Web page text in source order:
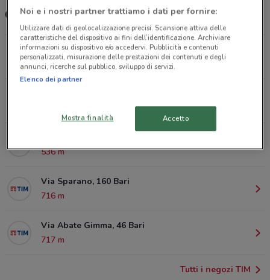
Centro TIM a Bari
Via Nicola De Giosa, 64 Bari
358 m
536 m
Via Sparano, 160 Bari
716 m
Via Abate Gimma, 46 Bari
717 m
Tutti i negozi TIM
Noi e i nostri partner trattiamo i dati per fornire:
Utilizzare dati di geolocalizzazione precisi. Scansione attiva delle
caratteristiche del dispositivo ai fini dell’identificazione. Archiviare
informazioni su dispositivo e/o accedervi. Pubblicità e contenuti
personalizzati, misurazione delle prestazioni dei contenuti e degli
annunci, ricerche sul pubblico, sviluppo di servizi.
Elenco dei partner
Mostra finalità Accetto